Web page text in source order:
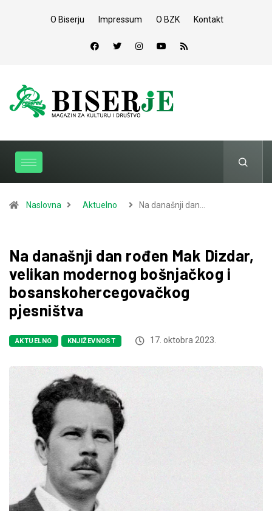
O Biserju Impressum O BZK Kontakt
Naslovna Aktuelno Na današnji dan…
Na današnji dan rođen Mak Dizdar,
velikan modernog bošnjačkog i
bosanskohercegovačkog
pjesništva
AKTUELNO KNJIŽEVNOST 17. oktobra 2023.